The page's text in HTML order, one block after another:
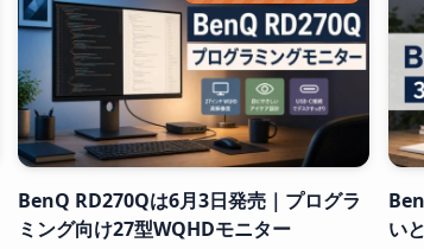
BenQ RD270Qは6月3日発売｜プログラ
ミング向け27型WQHDモニター
い